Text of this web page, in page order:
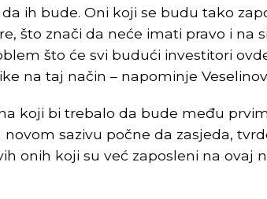
ih bude. Oni koji se budu tako
što znači da neće imati pravo i na
što će svi budući investitori
na taj način – napominje
koji bi trebalo da bude među
sazivu počne da zasjeda,
onih koji su već zaposleni na ovaj